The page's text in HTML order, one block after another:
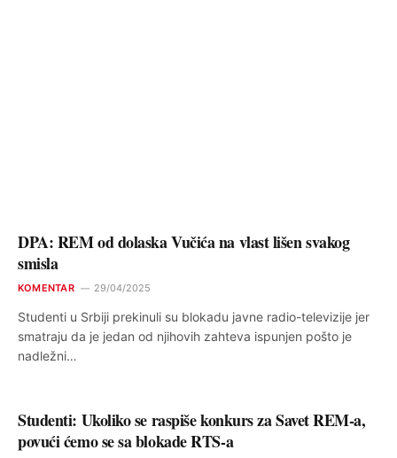
DPA: REM od dolaska Vučića na vlast lišen svakog
smisla
KOMENTAR 29/04/2025
Studenti u Srbiji prekinuli su blokadu javne radio-televizije jer
smatraju da je jedan od njihovih zahteva ispunjen pošto je
nadležni…
Studenti: Ukoliko se raspiše konkurs za Savet REM-a,
povući ćemo se sa blokade RTS-a